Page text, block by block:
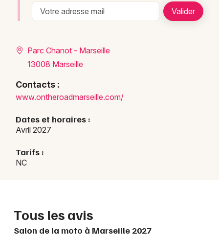
Parc Chanot - Marseille
13008 Marseille
Contacts :
www.ontheroadmarseille.com/
Dates et horaires :
Avril 2027
Tarifs :
NC
Tous les avis
Salon de la moto à Marseille 2027